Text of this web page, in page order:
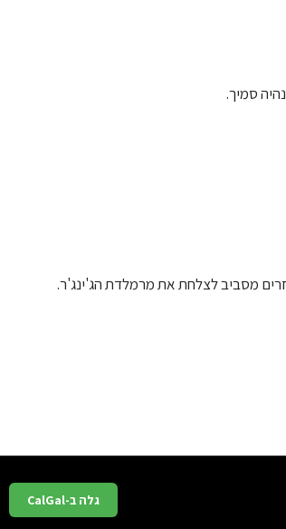
סמיך.
מסביב לצלחת את מרמלדת הג'ינג'ר.
גלה ב-CalGal